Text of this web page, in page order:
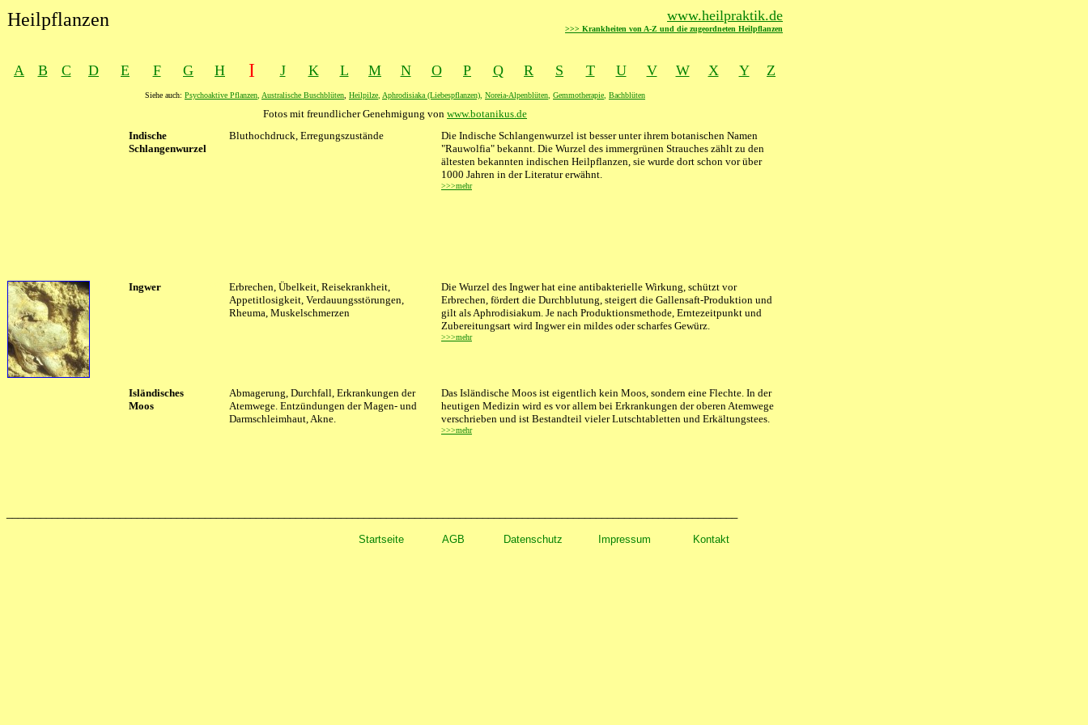
Heilpflanzen www.heilpraktik.de
>>> Krankheiten von A-Z und die zugeordneten Heilpflanzen
A B C D E F G H I J K L M N O P Q R S T U V W X Y Z
Siehe auch: Psychoaktive Pflanzen Australische Buschblüten Heilpilze Aphrodisiaka (Liebespflanzen) Noreia-Alpenblüten Gemmotherapie Bachblüten
Fotos mit freundlicher Genehmigung von www.botanikus.de
Indische
Schlangenwurzel
Bluthochdruck, Erregungszustände
Die Indische Schlangenwurzel ist besser unter ihrem botanischen Namen
"Rauwolfia" bekannt. Die Wurzel des immergrünen Strauches zählt zu den
ältesten bekannten indischen Heilpflanzen, sie wurde dort schon vor über
1000 Jahren in der Literatur erwähnt.
>>>mehr
Ingwer
Erbrechen, Übelkeit, Reisekrankheit,
Appetitlosigkeit, Verdauungsstörungen,
Rheuma, Muskelschmerzen
Die Wurzel des Ingwer hat eine antibakterielle Wirkung, schützt vor
Erbrechen, fördert die Durchblutung, steigert die Gallensaft-Produktion und
gilt als Aphrodisiakum. Je nach Produktionsmethode, Erntezeitpunkt und
Zubereitungsart wird Ingwer ein mildes oder scharfes Gewürz.
>>>mehr
Isländisches
Moos
Abmagerung, Durchfall, Erkrankungen der
Atemwege. Entzündungen der Magen- und
Darmschleimhaut, Akne.
Das Isländische Moos ist eigentlich kein Moos, sondern eine Flechte. In der
heutigen Medizin wird es vor allem bei Erkrankungen der oberen Atemwege
verschrieben und ist Bestandteil vieler Lutschtabletten und Erkältungstees.
>>>mehr
Startseite AGB Datenschutz Impressum Kontakt